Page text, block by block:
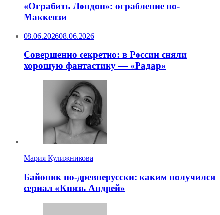
«Ограбить Лондон»: ограбление по-
Маккензи
08.06.202608.06.2026
Совершенно секретно: в России сняли
хорошую фантастику — «Радар»
Мария Кулижникова
Байопик по-древнерусски: каким получился
сериал «Князь Андрей»